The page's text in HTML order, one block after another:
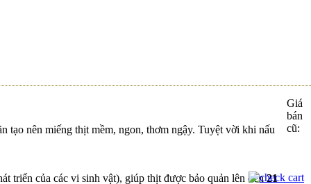
Bò Mát...
tạo nên miếng thịt mềm, ngon, thơm ngậy. Tuyệt vời khi nấu
triển của các vi sinh vật), giúp thịt được bảo quản lên đến21
Giá
bán
cũ: